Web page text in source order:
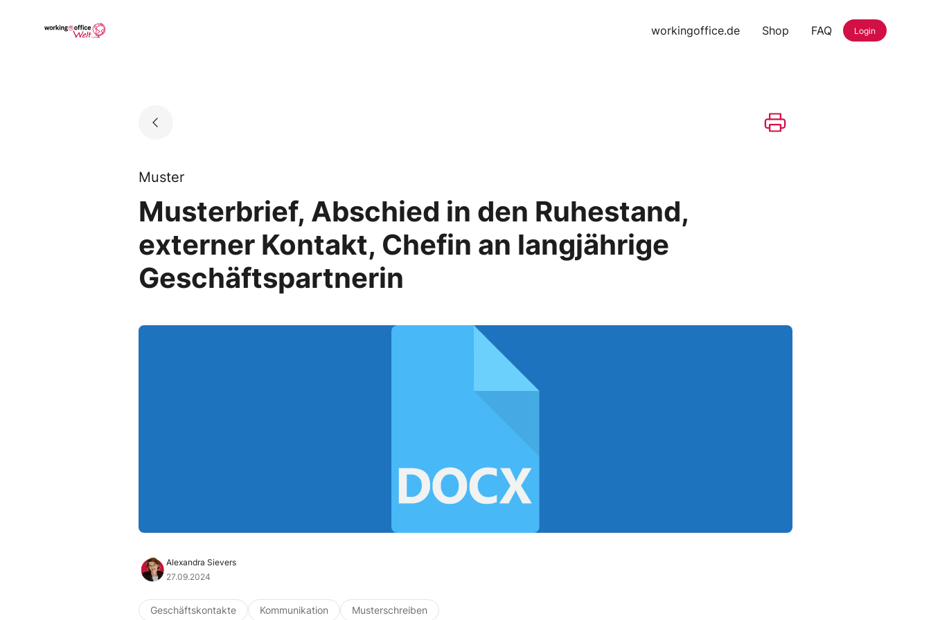
Go to landing page. workingoffice.de Shop FAQ Login
Muster
Musterbrief, Abschied in den Ruhestand,
externer Kontakt, Chefin an langjährige
Geschäftspartnerin
Alexandra Sievers
27.09.2024
Geschäftskontakte Kommunikation Musterschreiben